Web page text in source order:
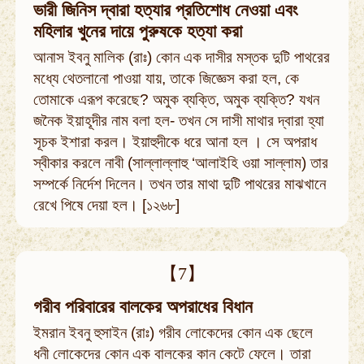
ভারী জিনিস দ্বারা হত্যার প্রতিশোধ নেওয়া এবং
মহিলার খুনের দায়ে পুরুষকে হত্যা করা
আনাস ইবনু মালিক (রাঃ) কোন এক দাসীর মস্তক দুটি পাথরের
মধ্যে থেতলানো পাওয়া যায়, তাকে জিজ্ঞেস করা হল, কে
তোমাকে এরূপ করেছে? অমুক ব্যক্তি, অমুক ব্যক্তি? যখন
জনৈক ইয়াহূদীর নাম বলা হল- তখন সে দাসী মাথার দ্বারা হ্যা
সূচক ইশারা করল। ইয়াহুদীকে ধরে আনা হল । সে অপরাধ
স্বীকার করলে নাবী (সাল্লাল্লাহু ‘আলাইহি ওয়া সাল্লাম) তার
সম্পর্কে নির্দেশ দিলেন। তখন তার মাথা দুটি পাথরের মাঝখানে
রেখে পিষে দেয়া হল। [১২৬৮]
【7】
গরীব পরিবারের বালকের অপরাধের বিধান
ইমরান ইবনু হুসাইন (রাঃ) গরীব লোকেদের কোন এক ছেলে
ধনী লোকেদের কোন এক বালকের কান কেটে ফেলে। তারা